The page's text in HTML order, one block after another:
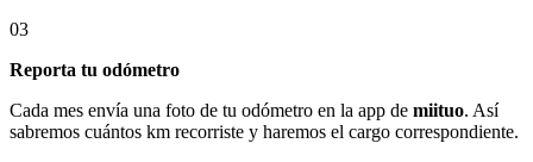
03
Reporta tu odómetro
Cada mes envía una foto de tu odómetro en la app de miituo. Así
sabremos cuántos km recorriste y haremos el cargo correspondiente.